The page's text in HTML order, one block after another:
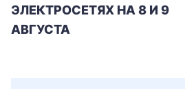
ЭЛЕКТРОСЕТЯХ НА 8 И 9
АВГУСТА